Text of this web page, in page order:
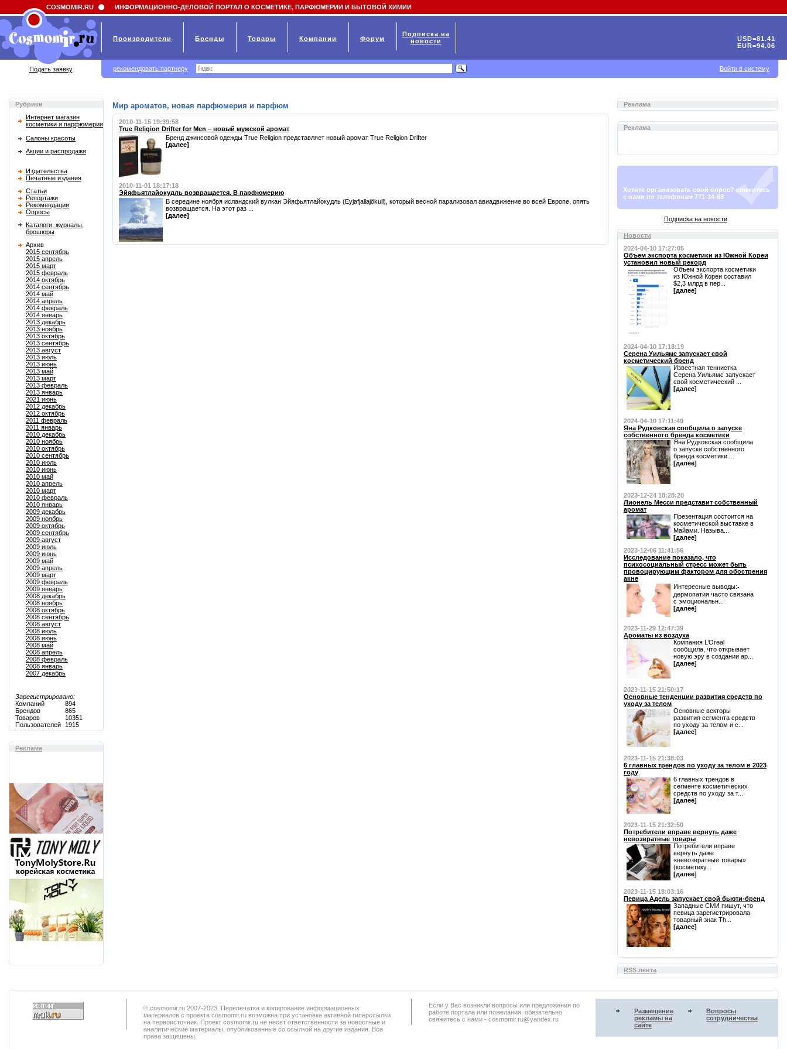
Field 'news_title' doesn't have a default value
Рубрики
Интернет магазин
косметики и парфюмерии
Салоны красоты
Акции и распродажи
Издательства
Печатные издания
Статьи
Репортажи
Рекомендации
Опросы
Каталоги, журналы,
брошюры
Архив
2015 сентябрь
2015 апрель
2015 март
2015 февраль
2014 октябрь
2014 сентябрь
2014 май
2014 апрель
2014 февраль
2014 январь
2013 декабрь
2013 ноябрь
2013 октябрь
2013 сентябрь
2013 август
2013 июль
2013 июнь
2013 май
2013 март
2013 февраль
2013 январь
2021 июнь
2012 декабрь
2012 октябрь
2011 февраль
2011 январь
2010 декабрь
2010 ноябрь
2010 октябрь
2010 сентябрь
2010 июль
2010 июнь
2010 май
2010 апрель
2010 март
2010 февраль
2010 январь
2009 декабрь
2009 ноябрь
2009 октябрь
2009 сентябрь
2009 август
2009 июль
2009 июнь
2009 май
2009 апрель
2009 март
2009 февраль
2009 январь
2008 декабрь
2008 ноябрь
2008 октябрь
2008 сентябрь
2008 август
2008 июль
2008 июнь
2008 май
2008 апрель
2008 февраль
2008 январь
2007 декабрь
Зарегистрировано:
Компаний
894
Брендов
865
Товаров
10351
Пользователей
1915
Реклама
Мир ароматов, новая парфюмерия и парфюм
2010-11-15 19:39:58
True Religion Drifter for Men – новый мужской аромат
Бренд джинсовой одежды True Religion представляет новый аромат True Religion Drifter
[далее]
2010-11-01 18:17:18
Эйяфьятлайокудль возвращается. В парфюмерию
В середине ноября исландский вулкан Эйяфьятлайокудль (Eyjafjallajökull), который весной парализовал авиадвижение во всей Европе, опять
возвращается. На этот раз ...
[далее]
Реклама
Реклама
Хотите организовать свой опрос? свяжитесь
с нами по телефонам 771-34-88
Подписка на новости
Новости
2024-04-10 17:27:05
Объем экспорта косметики из Южной Кореи
установил новый рекорд
Объем экспорта косметики
из Южной Кореи составил
$2,3 млрд в пер...
[далее]
2024-04-10 17:18:19
Серена Уильямс запускает свой
косметический бренд
Известная теннистка
Серена Уильямс запускает
свой косметический ...
[далее]
2024-04-10 17:11:49
Яна Рудковская сообщила о запуске
собственного бренда косметики
Яна Рудковская сообщила
о запуске собственного
бренда косметики ...
[далее]
2023-12-24 18:28:20
Лионель Месси представит собственный
аромат
Презентация состоится на
косметической выставке в
Майами. Называ...
[далее]
2023-12-06 11:41:56
Исследование показало, что
психосоциальный стресс может быть
провоцирующим фактором для обострения
акне
Интересные выводы:⁃
дермопатия часто связана
с эмоциональн...
[далее]
2023-11-29 12:47:39
Ароматы из воздуха
Компания L’Oreal
сообщила, что открывает
новую эру в создании ар...
[далее]
2023-11-15 21:50:17
Основные тенденции развития средств по
уходу за телом
Основные векторы
развития сегмента средств
по уходу за телом и с...
[далее]
2023-11-15 21:38:03
6 главных трендов по уходу за телом в 2023
году
6 главных трендов в
сегменте косметических
средств по уходу за т...
[далее]
2023-11-15 21:32:50
Потребители вправе вернуть даже
невозвратные товары
Потребители вправе
вернуть даже
«невозвратные товары»
(косметику...
[далее]
2023-11-15 18:03:16
Певица Адель запускает свой бьюти-бренд
Западные СМИ пишут, что
певица зарегистрировала
товарный знак Th...
[далее]
RSS лента
© cosmomir.ru 2007-2023. Перепечатка и копирование информационных
материалов с проекта cosmomir.ru возможна при установке активной гиперссылки
на первоисточник. Проект cosmomir.ru не несет ответственности за новостные и
аналитические материалы, опубликованные со ссылкой на другие издания. Все
права защищены.
Если у Вас возникли вопросы или предложения по
работe портала или пожелания, обязательно
свяжитесь с нами - cosmomir.ru@yandex.ru
Размещение
рекламы на
сайте
Вопросы
сотрудничества
COSMOMIR.RU ИНФОРМАЦИОННО-ДЕЛОВОЙ ПОРТАЛ О КОСМЕТИКЕ, ПАРФЮМЕРИИ И БЫТОВОЙ ХИМИИ
Производители Бренды Товары Компании Форум
Подписка на
новости
USD=81.41
EUR=94.06
Подать заявку рекомендовать партнеру Войти в систему